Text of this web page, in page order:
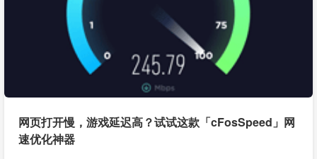
网页打开慢，游戏延迟高？试试这款「cFosSpeed」网
速优化神器